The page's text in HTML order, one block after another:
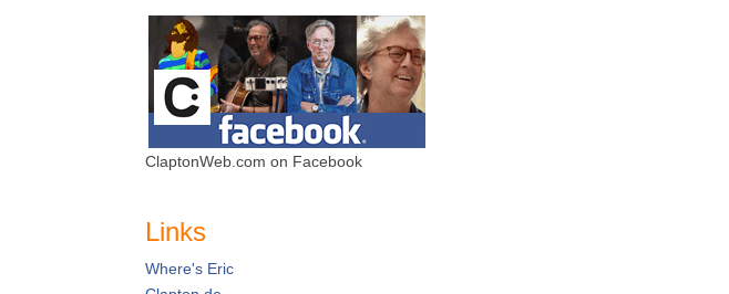
ClaptonWeb.com on Facebook
Links
Where's Eric